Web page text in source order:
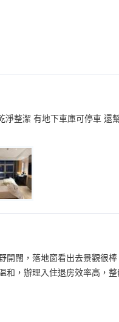
整潔 有地下車庫可停車
闊，落地窗看出去景觀很
，辦理入住退房效率高，